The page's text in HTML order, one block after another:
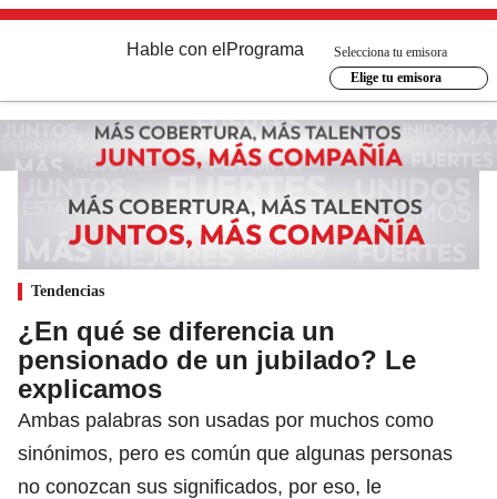
Hable con el Programa
Selecciona tu emisora
Elige tu emisora
Tendencias
¿En qué se diferencia un
pensionado de un jubilado? Le
explicamos
Ambas palabras son usadas por muchos como
sinónimos, pero es común que algunas personas
no conozcan sus significados, por eso, le